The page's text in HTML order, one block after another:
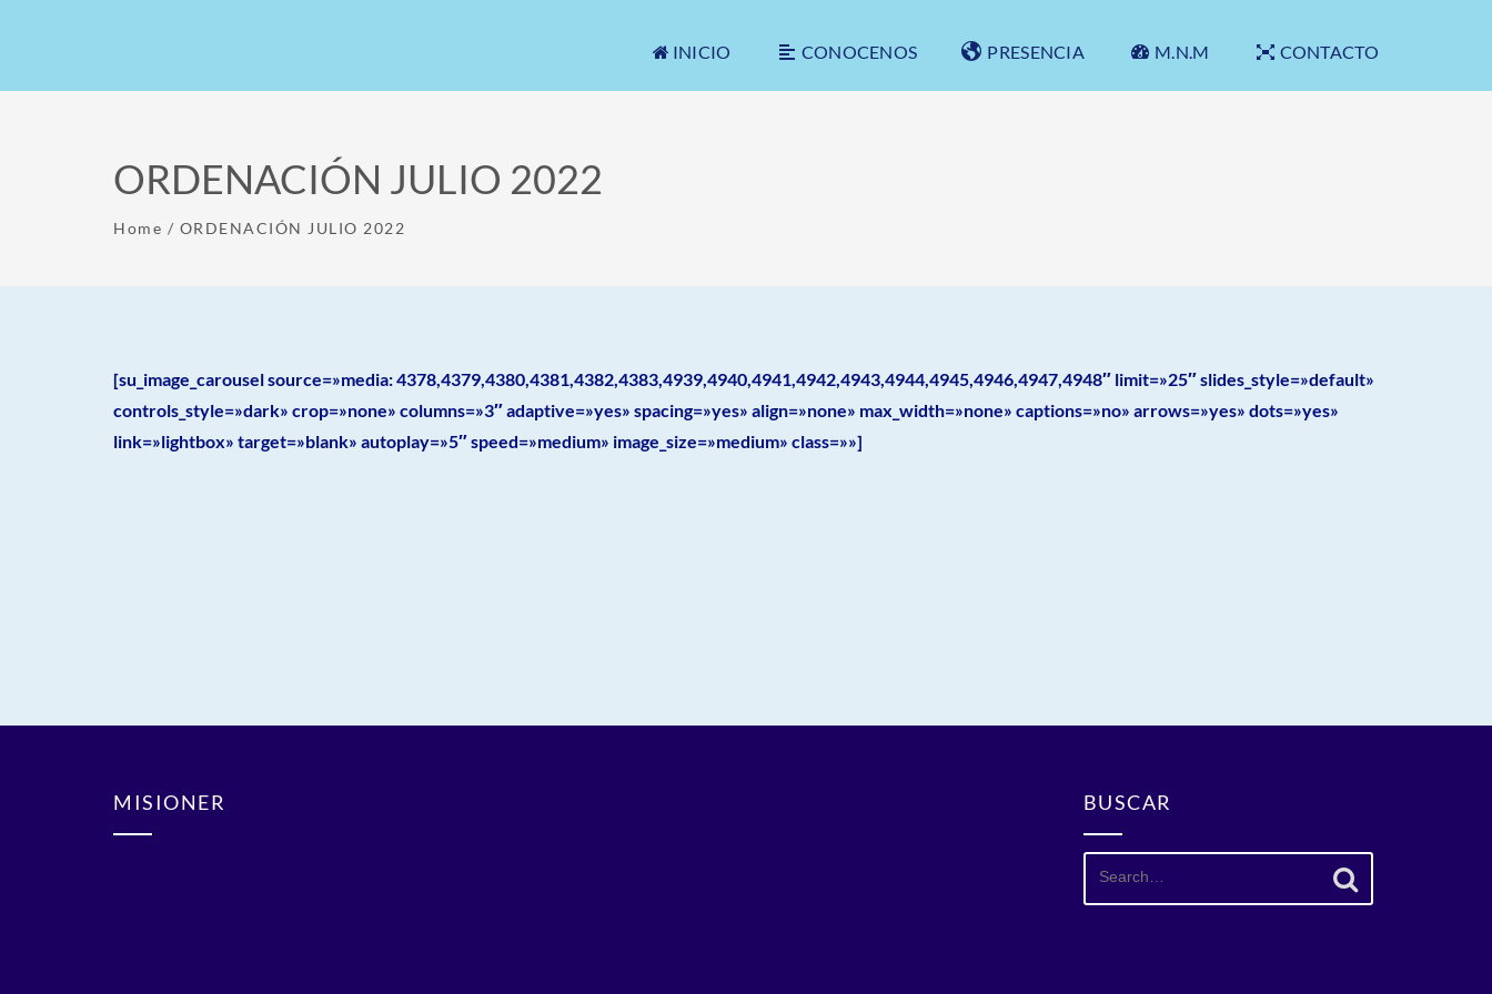
INICIO CONOCENOS PRESENCIA M.N.M CONTACTO
ORDENACIÓN JULIO 2022
Home / ORDENACIÓN JULIO 2022
[su_image_carousel source=»media: 4378,4379,4380,4381,4382,4383,4939,4940,4941,4942,4943,4944,4945,4946,4947,4948″ limit=»25″ slides_style=»default»
controls_style=»dark» crop=»none» columns=»3″ adaptive=»yes» spacing=»yes» align=»none» max_width=»none» captions=»no» arrows=»yes» dots=»yes»
link=»lightbox» target=»blank» autoplay=»5″ speed=»medium» image_size=»medium» class=»»]
MISIONER BUSCAR
Search